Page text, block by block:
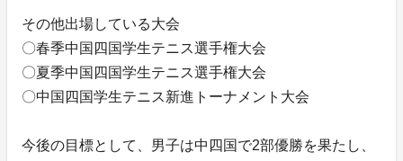
その他出場している大会
〇春季中国四国学生テニス選手権大会
〇夏季中国四国学生テニス選手権大会
〇中国四国学生テニス新進トーナメント大会
今後の目標として、男子は中四国で2部優勝を果たし、